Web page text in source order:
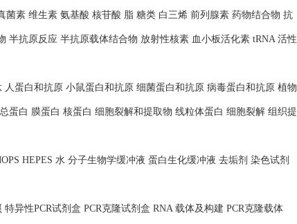
菌素 维生素 氨基酸 核苷酸 脂 糖类 白三烯 前列腺素 药物结合物 抗
半抗原反应 半抗原载体结合物 放射性核素 血小板活化素 tRNA 活性
人蛋白和抗原 小鼠蛋白和抗原 细菌蛋白和抗原 病毒蛋白和抗原 植物
蛋白 膜蛋白 核蛋白 细胞裂解和提取物 线粒体蛋白 细胞裂解 组织提
HEPES 水 分子生物学缓冲液 蛋白生化缓冲液 去垢剂 染色试剂
特异性PCR试剂盒 PCR克隆试剂盒 RNA 载体及构建 PCR克隆载体